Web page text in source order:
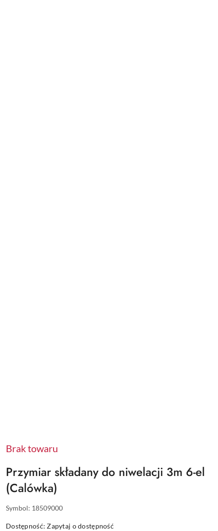
Brak towaru
Przymiar składany do niwelacji 3m 6-el
(Calówka)
Symbol: 18509000
Dostępność:Zapytaj o dostępność